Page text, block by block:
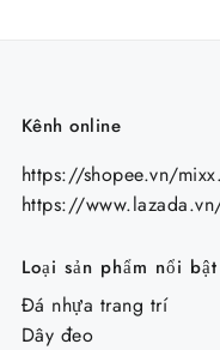
Kênh online
https://shopee.vn/
https://
Loại sản phẩm nổi bật
Đá nhựa trang trí
Dây đeo